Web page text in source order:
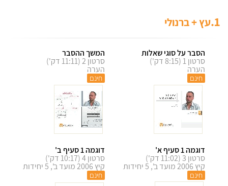
1. עץ + ברנולי
הסבר על סוגי שאלות
סרטון 1 (8:15 דק')
הערה
חינם
המשך ההסבר
סרטון 2 (11:11 דק')
הערה
חינם
דוגמה 1 סעיף א'
סרטון 3 (11:02 דק')
קיץ 2006 מועד ב', 5 יחידות
חינם
דוגמה 1 סעיף ב'
סרטון 4 (10:17 דק')
קיץ 2006 מועד ב', 5 יחידות
חינם